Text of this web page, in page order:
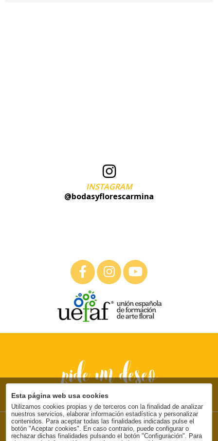
INSTAGRAM
@bodasyflorescarmina
pide un deseo
Floristería en Ondara
Bodas & Flores | C/ Dénia, 36 - Ondara
Esta página web usa cookies
Utilizamos cookies propias y de terceros con la finalidad de analizar
nuestros servicios, elaborar información estadística y personalizar
contenidos. Para aceptar todas las finalidades indicadas pulse el
botón "Aceptar cookies". En caso contrario, puede configurar o
rechazar dichas finalidades pulsando el botón "Configuración". Para